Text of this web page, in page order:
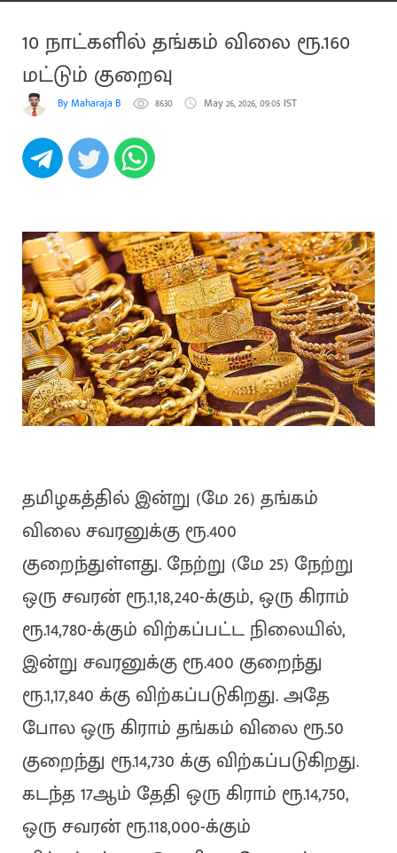
10 நாட்களில் தங்கம் விலை ரூ.160
மட்டும் குறைவு
By Maharaja B 8630 May 26, 2026, 09:05 IST
தமிழகத்தில் இன்று (மே 26) தங்கம்
விலை சவரனுக்கு ரூ.400
குறைந்துள்ளது. நேற்று (மே 25) நேற்று
ஒரு சவரன் ரூ.1,18,240-க்கும், ஒரு கிராம்
ரூ.14,780-க்கும் விற்கப்பட்ட நிலையில்,
இன்று சவரனுக்கு ரூ.400 குறைந்து
ரூ.1,17,840 க்கு விற்கப்படுகிறது. அதே
போல ஒரு கிராம் தங்கம் விலை ரூ.50
குறைந்து ரூ.14,730 க்கு விற்கப்படுகிறது.
கடந்த 17ஆம் தேதி ஒரு கிராம் ரூ.14,750,
ஒரு சவரன் ரூ.118,000-க்கும்